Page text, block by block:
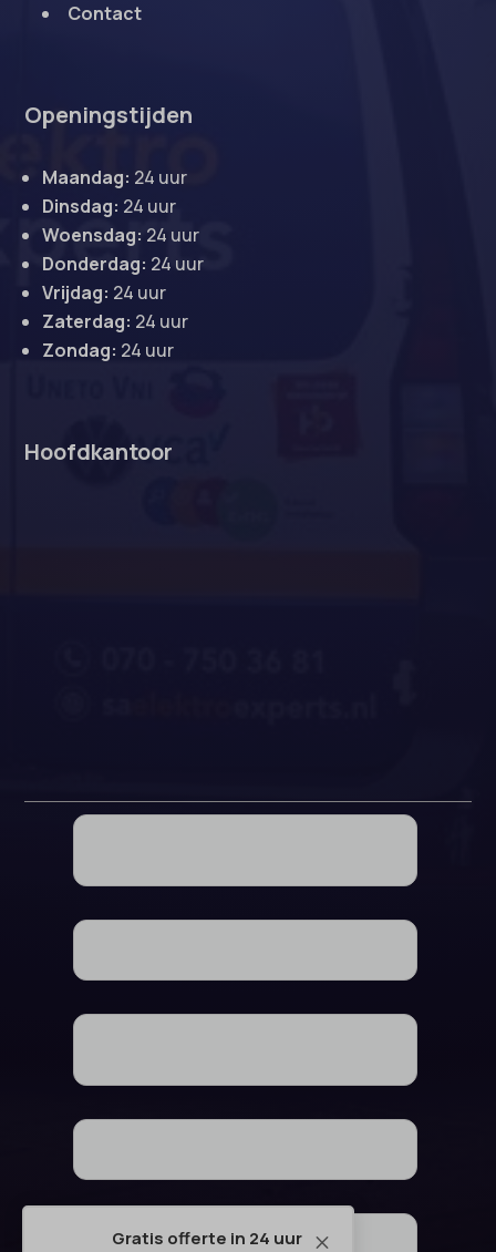
M
Gratis offerte in 24 uur
Contact
Openingstijden
Maandag: 24 uur
Dinsdag: 24 uur
Woensdag: 24 uur
Donderdag: 24 uur
Vrijdag: 24 uur
Zaterdag: 24 uur
Zondag: 24 uur
Hoofdkantoor